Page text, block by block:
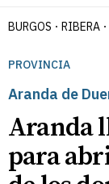
BURGOS RIBERA
PROVINCIA
Aranda de
Aranda
para